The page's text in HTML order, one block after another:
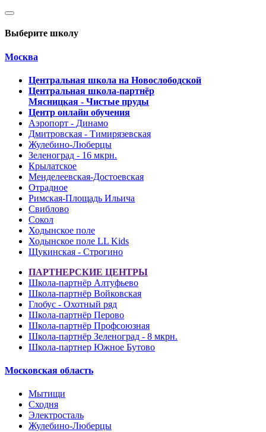
Выберите школу
Москва
Центральная школа на Новослободской
Центральная школа-партнёр
Мясницкая - Чистые пруды
Центр онлайн обучения
Аэропорт - Динамо
Дмитровская - Тимирязевская
Жулебино-Люберцы
Зеленоград - 16 мкрн.
Крылатское
Менделеевская-Достоевская
Отрадное
Римская-Площадь Ильича
Свиблово
Сокол
Ходынское поле
Ходынское поле LL Kids
Щукинская - Строгино
ПАРТНЕРСКИЕ ЦЕНТРЫ
Школа-партнёр Алтуфьево
Школа-партнёр Войковская
Глобус - Охотный ряд
Школа-партнёр Перово
Школа-партнёр Профсоюзная
Школа-партнёр Зеленоград - 8 мкрн.
Школа-партнер Южное Бутово
Московская область
Мытищи
Сходня
Электросталь
Жулебино-Люберцы